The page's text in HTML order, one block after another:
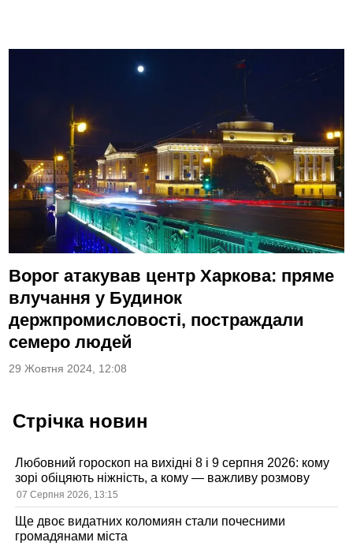
Ворог атакував центр Харкова: пряме
влучання у Будинок
держпромисловості, постраждали
семеро людей
29 Жовтня 2024, 12:08
Стрічка новин
Любовний гороскоп на вихідні 8 і 9 серпня 2026: кому
зорі обіцяють ніжність, а кому — важливу розмову
07 Серпня 2026, 13:15
Ще двоє видатних коломиян стали почесними
громадянами міста